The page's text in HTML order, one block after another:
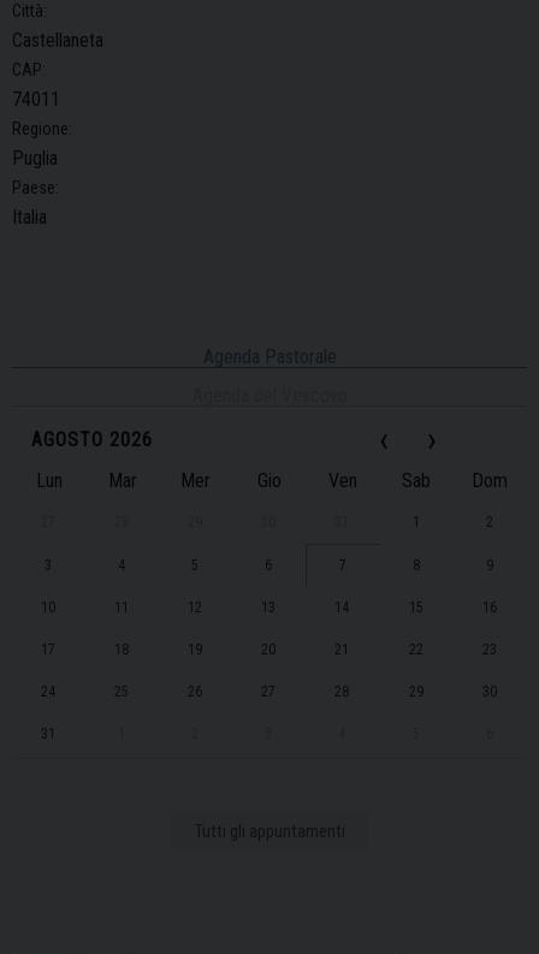
Città:
Castellaneta
CAP:
74011
Regione:
Puglia
Paese:
Italia
Agenda Pastorale
‹
AGOSTO 2026 ›
Lun Mar Mer Gio Ven Sab Dom
1 2
3 4 5 6 7 8 9
10 11 12 13 14 15 16
17 18 19 20 21 22 23
24 25 26 27 28 29 30
31
Tutti gli appuntamenti